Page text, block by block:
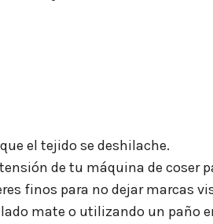
el tejido se deshilache.
de tu máquina de coser
finos para no dejar marcas
mate o utilizando un paño